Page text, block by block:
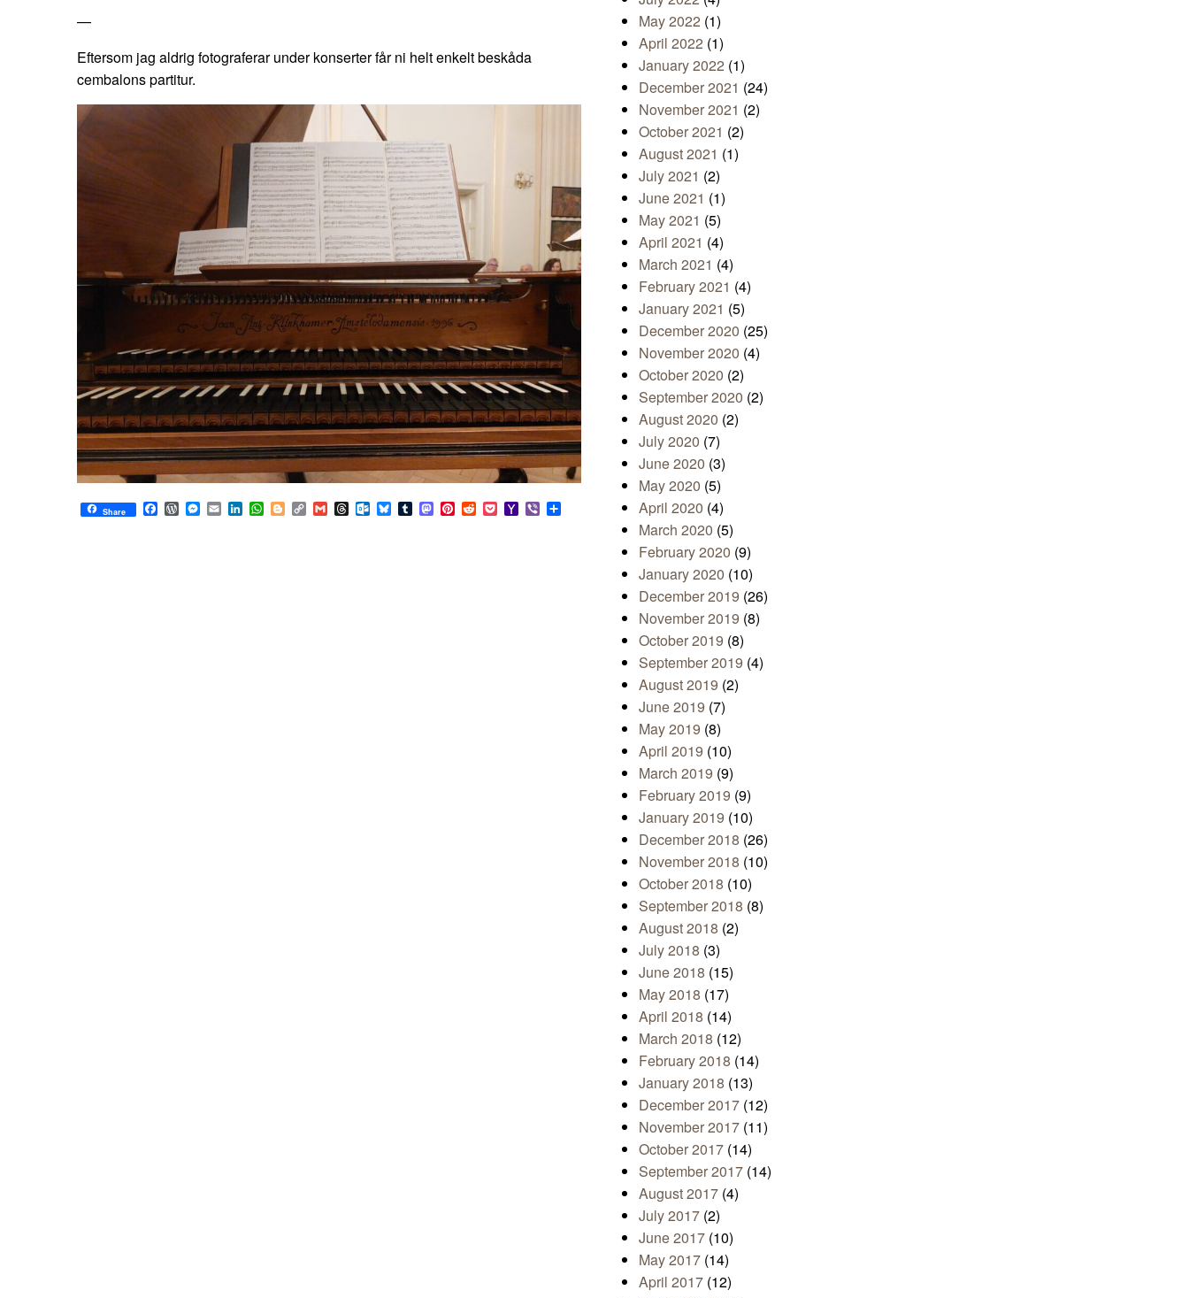
—
Eftersom jag aldrig fotograferar under konserter får ni helt enkelt beskåda
cembalons partitur.
Share Facebook
WordPress
Messenger
EmailLinkedIn
WhatsApp
BloggerCopy
Link
GmailThreadsOutlook.com
Bluesky
TumblrMastodon
Pinterest
RedditPocketYahoo
Mail
Viber
May 2022 (1)
April 2022 (1)
January 2022 (1)
December 2021 (24)
November 2021 (2)
October 2021 (2)
August 2021 (1)
July 2021 (2)
June 2021 (1)
May 2021 (5)
April 2021 (4)
March 2021 (4)
February 2021 (4)
January 2021 (5)
December 2020 (25)
November 2020 (4)
October 2020 (2)
September 2020 (2)
August 2020 (2)
July 2020 (7)
June 2020 (3)
May 2020 (5)
April 2020 (4)
March 2020 (5)
February 2020 (9)
January 2020 (10)
December 2019 (26)
November 2019 (8)
October 2019 (8)
September 2019 (4)
August 2019 (2)
June 2019 (7)
May 2019 (8)
April 2019 (10)
March 2019 (9)
February 2019 (9)
January 2019 (10)
December 2018 (26)
November 2018 (10)
October 2018 (10)
September 2018 (8)
August 2018 (2)
July 2018 (3)
June 2018 (15)
May 2018 (17)
April 2018 (14)
March 2018 (12)
February 2018 (14)
January 2018 (13)
December 2017 (12)
November 2017 (11)
October 2017 (14)
September 2017 (14)
August 2017 (4)
July 2017 (2)
June 2017 (10)
May 2017 (14)
April 2017 (12)